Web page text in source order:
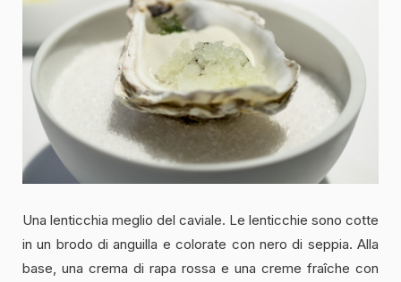
Una lenticchia meglio del caviale. Le lenticchie sono cotte
in un brodo di anguilla e colorate con nero di seppia. Alla
base, una crema di rapa rossa e una creme fraîche con